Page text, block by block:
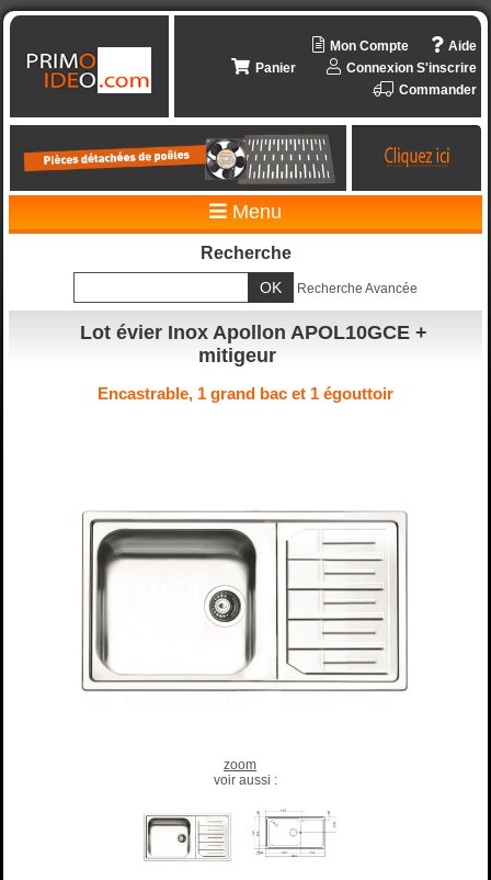
Aide
Mon Compte
Connexion S'inscrire
Panier
Commander
Menu
Recherche
Recherche Avancée
Lot évier Inox Apollon APOL10GCE +
mitigeur
Encastrable, 1 grand bac et 1 égouttoir
zoom
voir aussi :